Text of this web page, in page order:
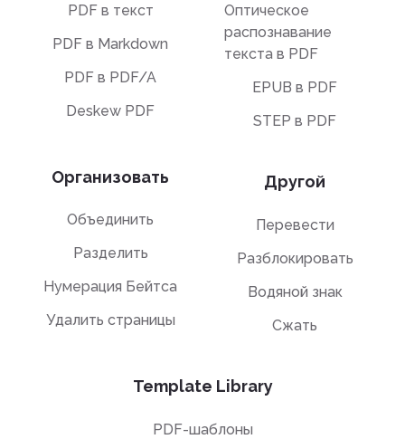
PDF в текст
PDF в Markdown
PDF в PDF/A
Deskew PDF
Организовать
Объединить
Разделить
Нумерация Бейтса
Удалить страницы
Оптическое
распознавание
текста в PDF
EPUB в PDF
STEP в PDF
Другой
Перевести
Разблокировать
Водяной знак
Сжать
Template Library
PDF-шаблоны